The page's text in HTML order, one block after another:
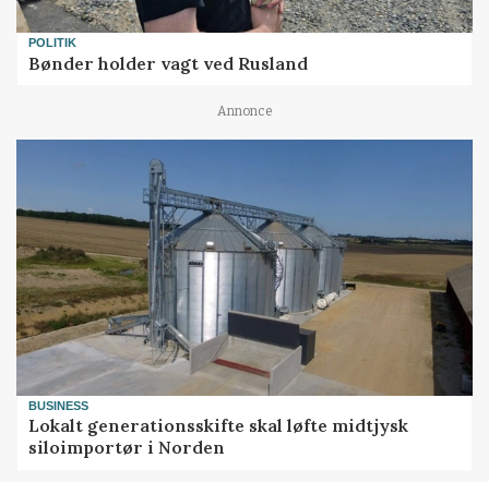
POLITIK
Bønder holder vagt ved Rusland
Annonce
BUSINESS
Lokalt generationsskifte skal løfte midtjysk
siloimportør i Norden